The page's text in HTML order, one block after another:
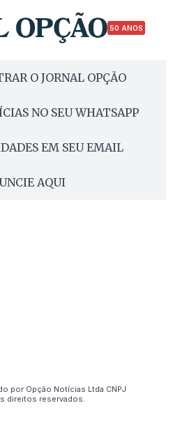
50 ANOS
O JORNAL OPÇÃO
NO SEU WHATSAPP
EM SEU EMAIL
AQUI
por Opção Notícias Ltda CNPJ
direitos reservados.